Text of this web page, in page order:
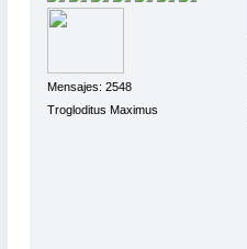
Mensajes: 2548
Trogloditus Maximus